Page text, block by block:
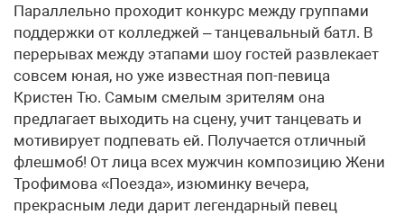
Параллельно проходит конкурс между группами
поддержки от колледжей – танцевальный батл. В
перерывах между этапами шоу гостей развлекает
совсем юная, но уже известная поп-певица
Кристен Тю. Самым смелым зрителям она
предлагает выходить на сцену, учит танцевать и
мотивирует подпевать ей. Получается отличный
флешмоб! От лица всех мужчин композицию Жени
Трофимова «Поезда», изюминку вечера,
прекрасным леди дарит легендарный певец